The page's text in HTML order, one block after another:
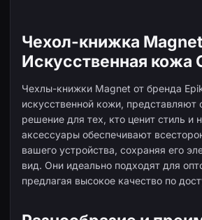
Чехол-книжка
Искусственная кожа
Чехлы-книжки Magnet от бренда
искусственной кожи, представляют
решение для тех, кто ценит стиль и
аксессуары обеспечивают
вашего устройства, сохраняя его
вид. Они идеально подходят для
предлагая высокое качество по